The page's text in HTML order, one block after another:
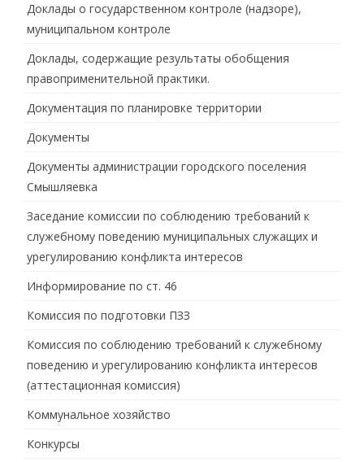
Доклады о государственном контроле (надзоре),
муниципальном контроле
Доклады, содержащие результаты обобщения
правоприменительной практики.
Документация по планировке территории
Документы
Документы администрации городского поселения
Смышляевка
Заседание комиссии по соблюдению требований к
служебному поведению муниципальных служащих и
урегулированию конфликта интересов
Информирование по ст. 46
Комиссия по подготовки ПЗЗ
Комиссия по соблюдению требований к служебному
поведению и урегулированию конфликта интересов
(аттестационная комиссия)
Коммунальное хозяйство
Конкурсы